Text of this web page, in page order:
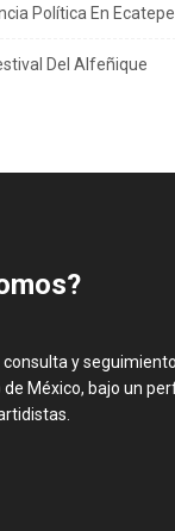
Política En
Del Alfeñique
y
México, bajo un